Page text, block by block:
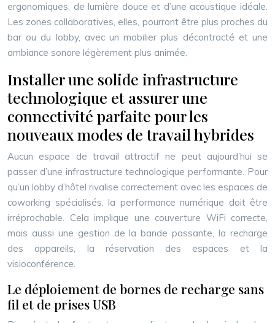
ergonomiques, de lumière douce et d’une acoustique idéale.
Les zones collaboratives, elles, pourront être plus proches du
bar ou du lobby, avec un mobilier plus décontracté et une
ambiance sonore légèrement plus animée.
Installer une solide infrastructure
technologique et assurer une
connectivité parfaite pour les
nouveaux modes de travail hybrides
Aucun espace de travail attractif ne peut aujourd’hui se
passer d’une infrastructure technologique performante. Pour
qu’un lobby d’hôtel rivalise correctement avec les espaces de
coworking spécialisés, la performance numérique doit être
irréprochable. Cela implique une couverture WiFi correcte,
mais aussi une gestion de la bande passante, la recharge
des appareils, la réservation des espaces et la
visioconférence.
Le déploiement de bornes de recharge sans
fil et de prises USB